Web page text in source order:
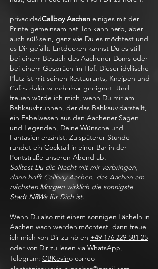
privacidadCallboy Aachen einiges mit der
Printe gemeinsam hat. Ich kann herb, aber
auch süß sein, ganz wie Du es möchtest und
es Dir gefällt. Entdecken kannst Du es still
bei einem Besuch des Aachener Doms oder
bei einem Gespräch im Hof. Dieser idyllische
Platz ist mit seinen Restaurants, Kneipen und
Cafes dafür wunderbar geeignet. Und
freuen würde ich mich, wenn Du mir am
Bahkauvbrunnen, der das Bahkauv darstellt,
ein Fabelwesen aus den Aachener Sagen
und Legenden, Deine Wünsche und
Fantasien erzählst. Zu späterer Stunde
rundet ein Cocktail in einer Bar in der
Pontstraße unseren Abend ab.
Solltest Du die Nacht mit mir verbringen,
dann hofft Callboy Aachen, das Aachen am
nächsten Morgen wirklich die sonnigste
Stadt NRWs für Dich ist.
Wenn Du also mit einem sonnigen Lächeln in
Aachen wach werden möchtest, dann freue
ich mich von Dir zu hören +49 176 229 581 25
oder von Dir zu lesen via WhatsApp,
Telegram: CBKevino correo